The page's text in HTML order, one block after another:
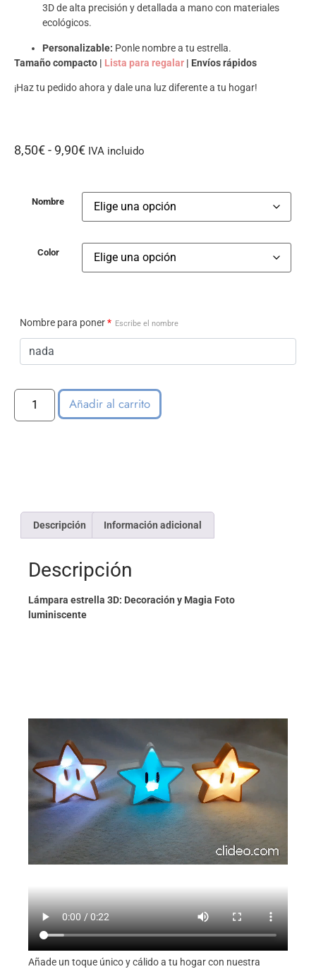
3D de alta precisión y detallada a mano con materiales
ecológicos.
Personalizable: Ponle nombre a tu estrella.
Tamaño compacto | Lista para regalar | Envíos rápidos
¡Haz tu pedido ahora y dale una luz diferente a tu hogar!
8,50€- 9,90€ IVA incluido
Nombre
Color
Nombre para poner* Escribe el nombre
Añadir al carrito
Descripción Información adicional
Descripción
Lámpara estrella 3D: Decoración y Magia Foto
luminiscente
Añade un toque único y cálido a tu hogar con nuestra